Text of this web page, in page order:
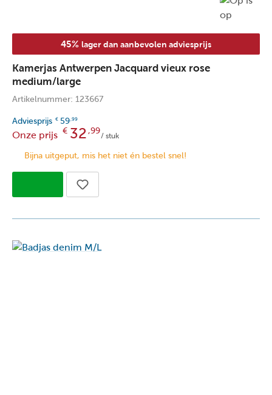
45% lager dan aanbevolen adviesprijs
Kamerjas Antwerpen Jacquard vieux rose
medium/large
Artikelnummer: 123667
Adviesprijs € 59,99
Onze prijs € 32 ,99
/ stuk
Bijna uitgeput, mis het niet én bestel snel!